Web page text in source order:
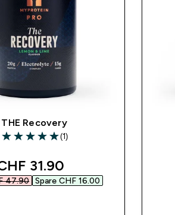
THE Recovery
5 out of 5 stars
(1)
price
31.90‎
47.90‎ Spare CHF 16.00‎